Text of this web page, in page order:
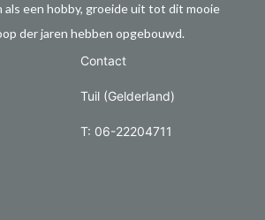
een hobby, groeide uit tot dit mooie
der jaren hebben opgebouwd.
Contact
Tuil (Gelderland)
T: 06-22204711